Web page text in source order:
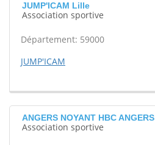
JUMP'ICAM Lille
Association sportive
Département: 59000
JUMP'ICAM
ANGERS NOYANT HBC ANGERS
Association sportive